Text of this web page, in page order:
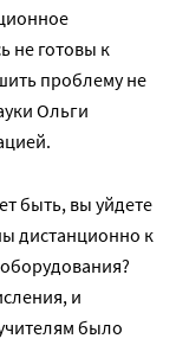
не готовы к
проблему не
Ольги
быть, вы уйдете
дистанционно к
и
было